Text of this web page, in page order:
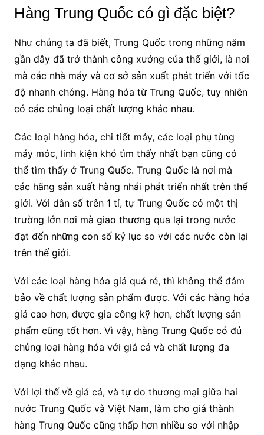
Hàng Trung Quốc có gì đặc biệt?
Như chúng ta đã biết, Trung Quốc trong những năm
gần đây đã trở thành công xưởng của thế giới, là nơi
mà các nhà máy và cơ sở sản xuất phát triển với tốc
độ nhanh chóng. Hàng hóa từ Trung Quốc, tuy nhiên
có các chủng loại chất lượng khác nhau.
Các loại hàng hóa, chi tiết máy, các loại phụ tùng
máy móc, linh kiện khó tìm thấy nhất bạn cũng có
thể tìm thấy ở Trung Quốc. Trung Quốc là nơi mà
các hãng sản xuất hàng nhái phát triển nhất trên thế
giới. Với dân số trên 1 tỉ, tự Trung Quốc có một thị
trường lớn nơi mà giao thương qua lại trong nước
đạt đến những con số kỷ lục so với các nước còn lại
trên thế giới.
Với các loại hàng hóa giá quá rẻ, thì không thể đảm
bảo về chất lượng sản phẩm được. Với các hàng hóa
giá cao hơn, được gia công kỹ hơn, chất lượng sản
phẩm cũng tốt hơn. Vì vậy, hàng Trung Quốc có đủ
chủng loại hàng hóa với giá cả và chất lượng đa
dạng khác nhau.
Với lợi thế về giá cả, và tự do thương mại giữa hai
nước Trung Quốc và Việt Nam, làm cho giá thành
hàng Trung Quốc cũng thấp hơn nhiều so với nhập